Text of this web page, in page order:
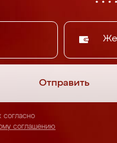
Отправить
согласно
соглашению